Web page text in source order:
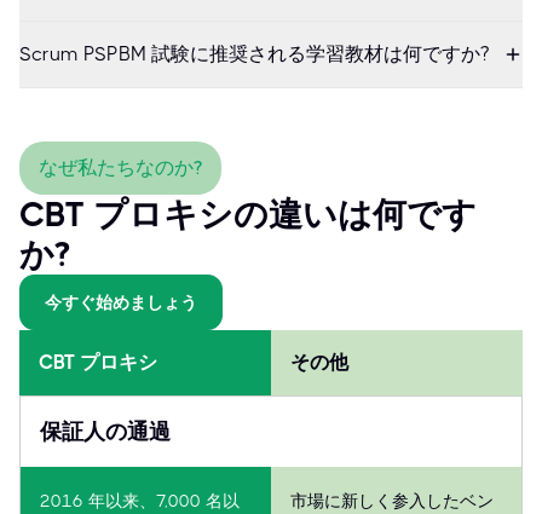
Scrum PSPBM 試験に推奨される学習教材は何ですか?
なぜ私たちなのか?
CBT プロキシの違いは何です
か?
今すぐ始めましょう
CBT プロキシ その他
保証人の通過
2016 年以来、7,000 名以 市場に新しく参入したベン